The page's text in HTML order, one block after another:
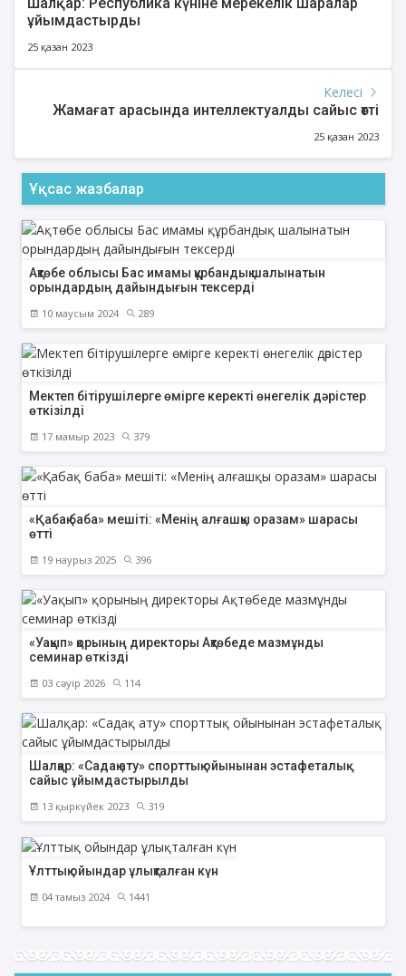
ұйымдастырды
25 қазан 2023
Келесі
Жамағат арасында интеллектуалды сайыс өтті
25 қазан 2023
Ұқсас жазбалар
Ақтөбе облысы Бас имамы құрбандық шалынатын
орындардың дайындығын тексерді
10 маусым 2024 289
Мектеп бітірушілерге өмірге керекті өнегелік дәрістер
өткізілді
17 мамыр 2023 379
«Қабақ баба» мешіті: «Менің алғашқы оразам» шарасы
өтті
19 наурыз 2025 396
«Уақып» қорының директоры Ақтөбеде мазмұнды
семинар өткізді
03 сәуір 2026 114
Шалқар: «Садақ ату» спорттық ойынынан эстафеталық
сайыс ұйымдастырылды
13 қыркүйек 2023 319
Ұлттық ойындар ұлықталған күн
04 тамыз 2024 1441